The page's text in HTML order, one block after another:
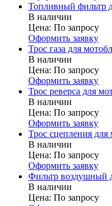
Топливный фильтр
В наличии
Цена: По запросу
Оформить заявку
Трос газа для
В наличии
Цена: По запросу
Оформить заявку
Трос реверса для
В наличии
Цена: По запросу
Оформить заявку
Трос сцепления
В наличии
Цена: По запросу
Оформить заявку
Фильтр воздушный
В наличии
Цена: По запросу